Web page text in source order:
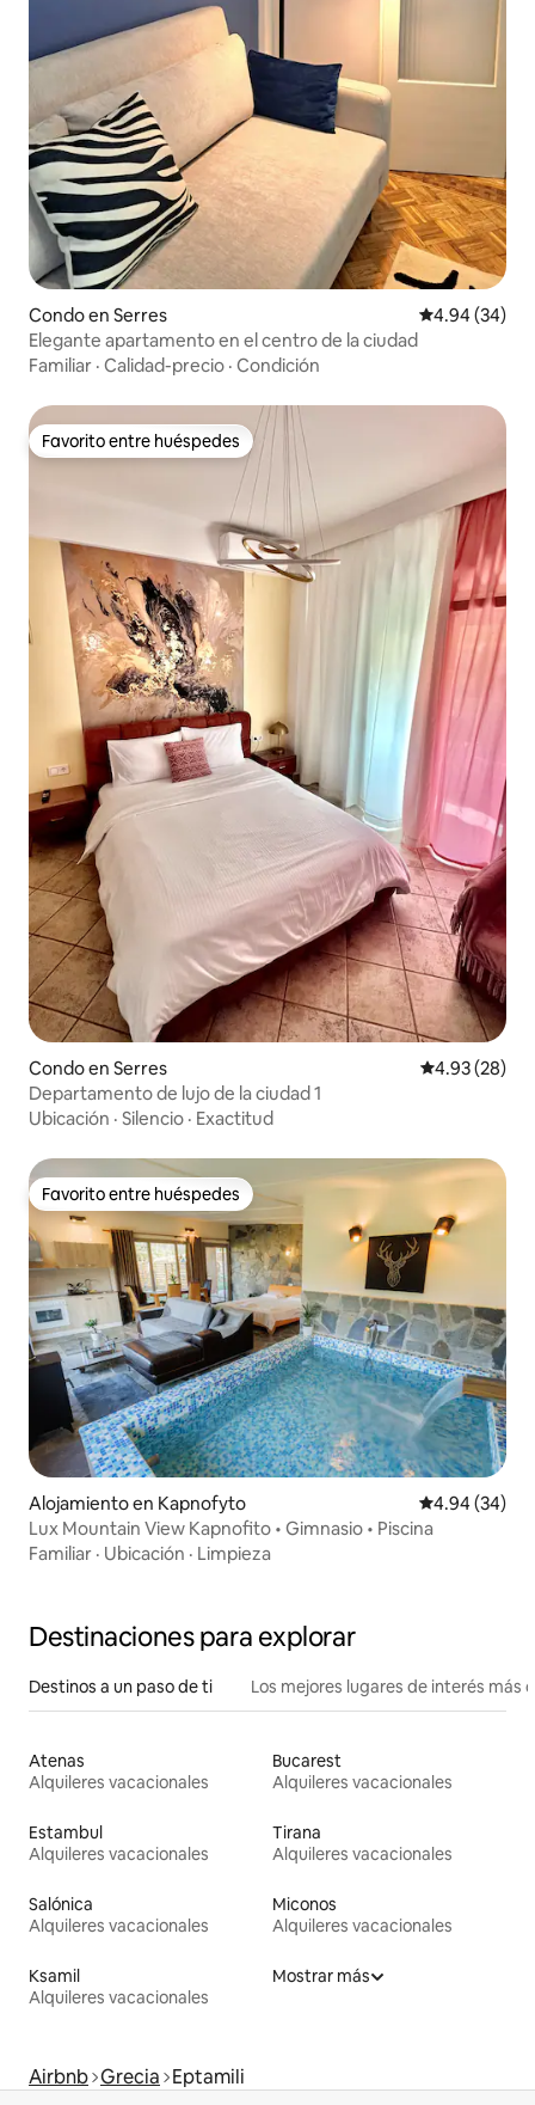
Condo en Serres Calificación
4.94 (34)
Elegante apartamento en el centro de la ciudad
Familiar · Calidad-precio · Condición
Favorito entre huéspedes
Favorito entre huéspedes
Condo en Serres Calificación
4.93 (28)
Departamento de lujo de la ciudad 1
Ubicación · Silencio · Exactitud
Favorito entre huéspedes
Favorito entre huéspedes
Alojamiento en Kapnofyto Calificación
4.94 (34)
Lux Mountain View Kapnofito • Gimnasio • Piscina
Familiar · Ubicación · Limpieza
Destinaciones para explorar
Destinos a un paso de ti Los mejores lugares de interés más
Atenas
Alquileres vacacionales
Bucarest
Alquileres vacacionales
Estambul
Alquileres vacacionales
Tirana
Alquileres vacacionales
Salónica
Alquileres vacacionales
Miconos
Alquileres vacacionales
Ksamil
Alquileres vacacionales
Mostrar más
Airbnb Grecia Eptamili